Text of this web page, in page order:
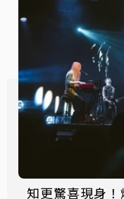
知更驚喜現身